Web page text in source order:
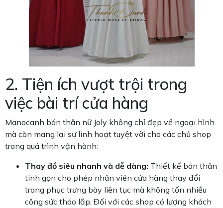
2. Tiện ích vượt trội trong
việc bài trí cửa hàng
Manocanh bán thân nữ Joly không chỉ đẹp về ngoại hình
mà còn mang lại sự linh hoạt tuyệt vời cho các chủ shop
trong quá trình vận hành:
Thay đồ siêu nhanh và dễ dàng: Thiết kế bán thân
tinh gọn cho phép nhân viên cửa hàng thay đổi
trang phục trưng bày liên tục mà không tốn nhiều
công sức tháo lắp. Đối với các shop có lượng khách